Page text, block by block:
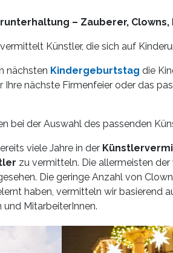
– Zauberer,
Künstler, die sich auf
nächsten Kindergeburtstag die
Ihre nächste Firmenfeier oder das
bei der Auswahl des passenden
viele Jahre in der
zu vermitteln. Die allermeisten
Die geringe Anzahl von
haben, vermitteln wir basierend
MitarbeiterInnen.